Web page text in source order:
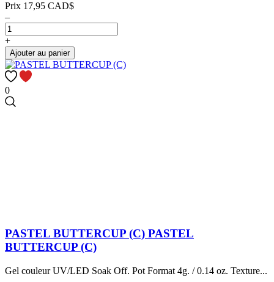
Prix 17,95 CAD$
–
+
Ajouter au panier
0
PASTEL BUTTERCUP (C) PASTEL
BUTTERCUP (C)
Gel couleur UV/LED Soak Off. Pot Format 4g. / 0.14 oz. Texture...